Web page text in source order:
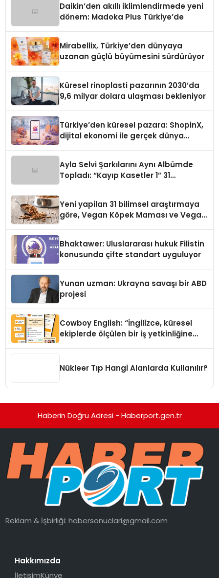
Daikin’den akıllı iklimlendirmede yeni
dönem: Madoka Plus Türkiye’de
Mirabellix, Türkiye’den dünyaya
uzanan güçlü büyümesini sürdürüyor
Küresel rinoplasti pazarının 2030’da
9,6 milyar dolara ulaşması bekleniyor
Türkiye’den küresel pazara: ShopinX,
dijital ekonomi ile gerçek dünya
Ayla Selvi Şarkılarını Aynı Albümde
Topladı: “Kayıp Kasetler 1” 31
Yeni yapilan 31 bilimsel araştırmaya
göre, Vegan Köpek Maması ve Vegan
Bhaktawer: Uluslararası hukuk Filistin
konusunda çifte standart uyguluyor
Yunan uzman: Ukrayna savaşı bir ABD
projesi
Cowboy English: “İngilizce, küresel
ekiplerde ölçülen bir iş yetkinliğine
Nükleer Tıp Hangi Alanlarda Kullanılır?
Haberin Doğru Adresi - Haberport.gen.tr
Reklam & İşbirliği:habersonuclari@gmail.com
Hakkımızda
İletişimKünye